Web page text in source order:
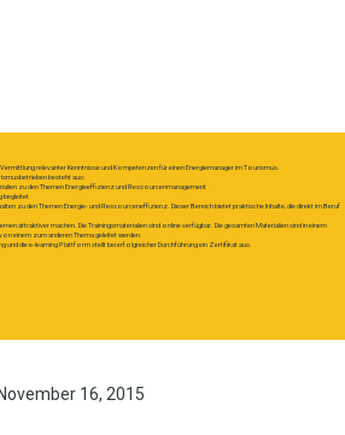
relevanter Kenntnisse und Kompetenzen für einen Energiemanager im Tourismus.
besteht aus:
zu den Themen Energieeffizienz und Ressourcenmanagement
begleitet
zu den Themen Energie- und Ressourceneffizienz. Dieser Bereich bietet praktische Inhalte, die direkt im Beruf
attraktiver machen. Die Trainingsmaterialien sind online verfügbar. Die gesamten Materialien sind in einem
einem zum anderen Thema geleitet werden.
und die e-learning Plattform stellt bei erfolgreicher Durchführung ein Zertifikat aus.
16, 2015